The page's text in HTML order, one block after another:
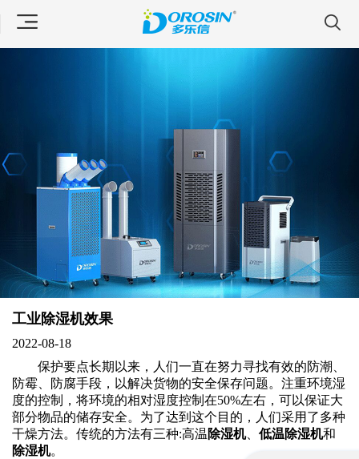
工业除湿机效果
2022-08-18
保护要点长期以来，人们一直在努力寻找有效的防潮、
防霉、防腐手段，以解决货物的安全保存问题。注重环境湿
度的控制，将环境的相对湿度控制在50%左右，可以保证大
部分物品的储存安全。为了达到这个目的，人们采用了多种
干燥方法。传统的方法有三种:高温除湿机、 低温除湿机和
除湿机。